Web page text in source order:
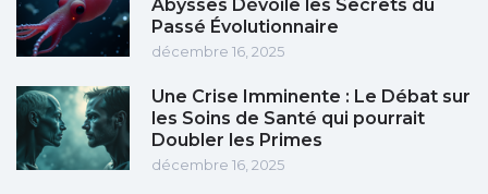
Abysses Dévoile les Secrets du
Passé Évolutionnaire
décembre 16, 2025
Une Crise Imminente : Le Débat sur
les Soins de Santé qui pourrait
Doubler les Primes
décembre 16, 2025